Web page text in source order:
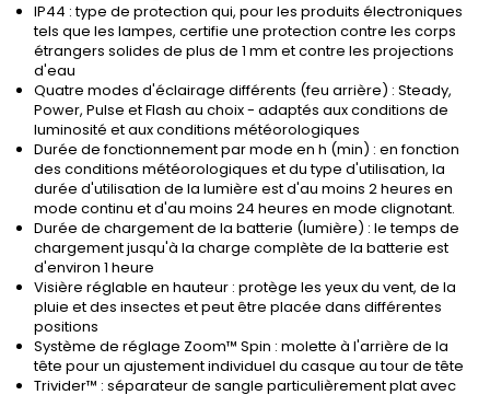
IP44 : type de protection qui, pour les produits électroniques
tels que les lampes, certifie une protection contre les corps
étrangers solides de plus de 1 mm et contre les projections
d'eau
Quatre modes d'éclairage différents (feu arrière) : Steady,
Power, Pulse et Flash au choix - adaptés aux conditions de
luminosité et aux conditions météorologiques
Durée de fonctionnement par mode en h (min) : en fonction
des conditions météorologiques et du type d'utilisation, la
durée d'utilisation de la lumière est d'au moins 2 heures en
mode continu et d'au moins 24 heures en mode clignotant.
Durée de chargement de la batterie (lumière) : le temps de
chargement jusqu'à la charge complète de la batterie est
d'environ 1 heure
Visière réglable en hauteur : protège les yeux du vent, de la
pluie et des insectes et peut être placée dans différentes
positions
Système de réglage Zoom™ Spin : molette à l'arrière de la
tête pour un ajustement individuel du casque au tour de tête
Trivider™ : séparateur de sangle particulièrement plat avec